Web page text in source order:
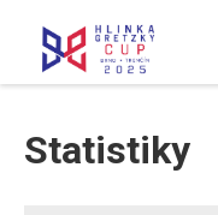
Statistiky